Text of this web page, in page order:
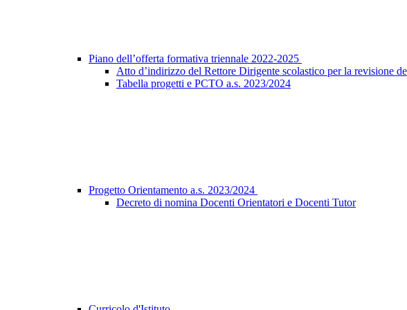
Piano dell’offerta formativa triennale 2022-2025
Atto d’indirizzo del Rettore Dirigente scolastico per la revisione
Tabella progetti e PCTO a.s. 2023/2024
Progetto Orientamento a.s. 2023/2024
Decreto di nomina Docenti Orientatori e Docenti Tutor